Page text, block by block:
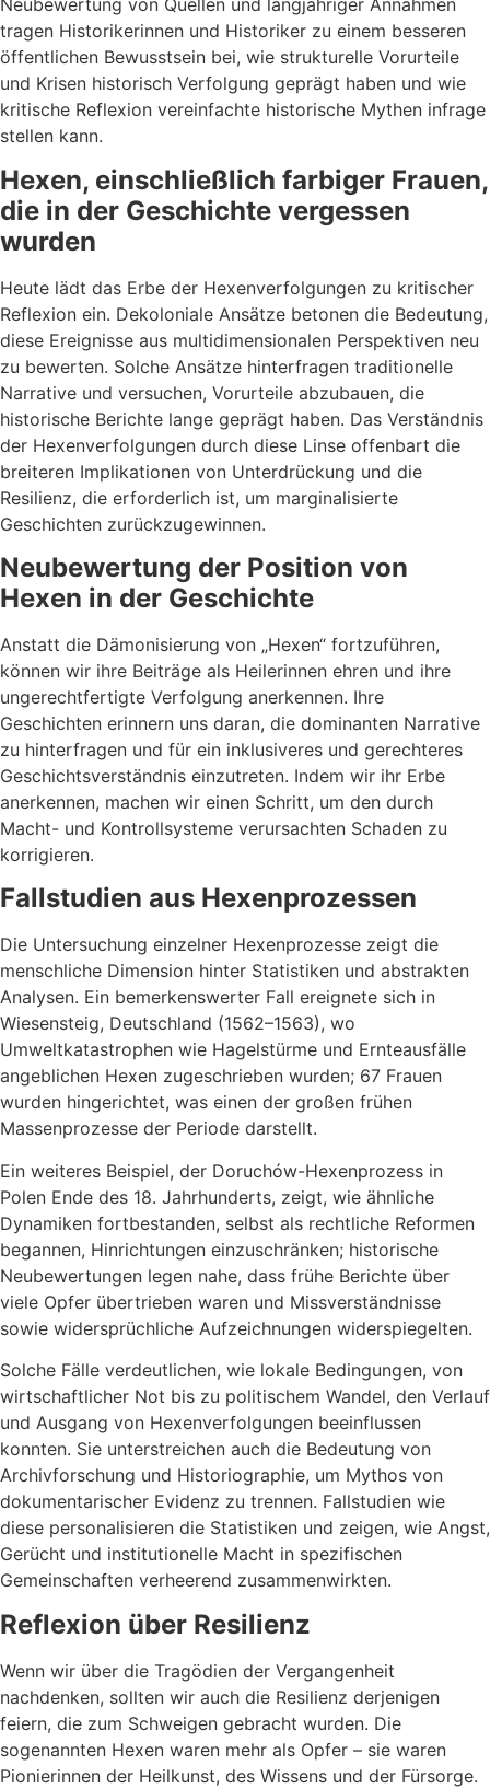
Neubewertung von Quellen und langjähriger Annahmen
tragen Historikerinnen und Historiker zu einem besseren
öffentlichen Bewusstsein bei, wie strukturelle Vorurteile
und Krisen historisch Verfolgung geprägt haben und wie
kritische Reflexion vereinfachte historische Mythen infrage
stellen kann.
Hexen, einschließlich farbiger Frauen,
die in der Geschichte vergessen
wurden
Heute lädt das Erbe der Hexenverfolgungen zu kritischer
Reflexion ein. Dekoloniale Ansätze betonen die Bedeutung,
diese Ereignisse aus multidimensionalen Perspektiven neu
zu bewerten. Solche Ansätze hinterfragen traditionelle
Narrative und versuchen, Vorurteile abzubauen, die
historische Berichte lange geprägt haben. Das Verständnis
der Hexenverfolgungen durch diese Linse offenbart die
breiteren Implikationen von Unterdrückung und die
Resilienz, die erforderlich ist, um marginalisierte
Geschichten zurückzugewinnen.
Neubewertung der Position von
Hexen in der Geschichte
Anstatt die Dämonisierung von „Hexen“ fortzuführen,
können wir ihre Beiträge als Heilerinnen ehren und ihre
ungerechtfertigte Verfolgung anerkennen. Ihre
Geschichten erinnern uns daran, die dominanten Narrative
zu hinterfragen und für ein inklusiveres und gerechteres
Geschichtsverständnis einzutreten. Indem wir ihr Erbe
anerkennen, machen wir einen Schritt, um den durch
Macht- und Kontrollsysteme verursachten Schaden zu
korrigieren.
Fallstudien aus Hexenprozessen
Die Untersuchung einzelner Hexenprozesse zeigt die
menschliche Dimension hinter Statistiken und abstrakten
Analysen. Ein bemerkenswerter Fall ereignete sich in
Wiesensteig, Deutschland (1562–1563), wo
Umweltkatastrophen wie Hagelstürme und Ernteausfälle
angeblichen Hexen zugeschrieben wurden; 67 Frauen
wurden hingerichtet, was einen der großen frühen
Massenprozesse der Periode darstellt.
Ein weiteres Beispiel, der Doruchów-Hexenprozess in
Polen Ende des 18. Jahrhunderts, zeigt, wie ähnliche
Dynamiken fortbestanden, selbst als rechtliche Reformen
begannen, Hinrichtungen einzuschränken; historische
Neubewertungen legen nahe, dass frühe Berichte über
viele Opfer übertrieben waren und Missverständnisse
sowie widersprüchliche Aufzeichnungen widerspiegelten.
Solche Fälle verdeutlichen, wie lokale Bedingungen, von
wirtschaftlicher Not bis zu politischem Wandel, den Verlauf
und Ausgang von Hexenverfolgungen beeinflussen
konnten. Sie unterstreichen auch die Bedeutung von
Archivforschung und Historiographie, um Mythos von
dokumentarischer Evidenz zu trennen. Fallstudien wie
diese personalisieren die Statistiken und zeigen, wie Angst,
Gerücht und institutionelle Macht in spezifischen
Gemeinschaften verheerend zusammenwirkten.
Reflexion über Resilienz
Wenn wir über die Tragödien der Vergangenheit
nachdenken, sollten wir auch die Resilienz derjenigen
feiern, die zum Schweigen gebracht wurden. Die
sogenannten Hexen waren mehr als Opfer – sie waren
Pionierinnen der Heilkunst, des Wissens und der Fürsorge.